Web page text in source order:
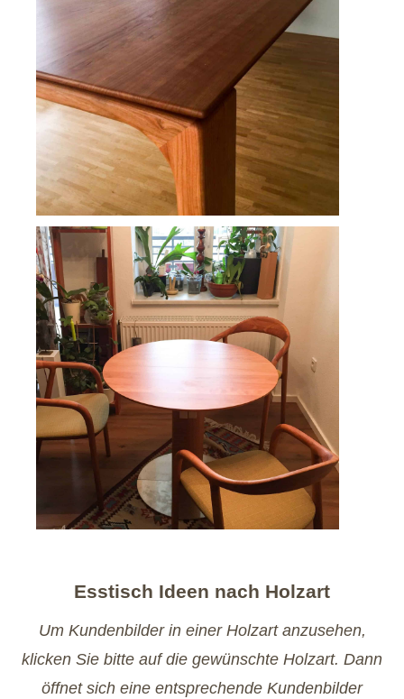
Esstisch Ideen nach Holzart
Um Kundenbilder in einer Holzart anzusehen,
klicken Sie bitte auf die gewünschte Holzart. Dann
öffnet sich eine entsprechende Kundenbilder